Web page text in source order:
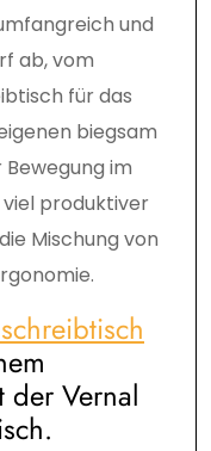
und
ab, vom
für das
biegsam
im
produktiver
Mischung von
der Vernal